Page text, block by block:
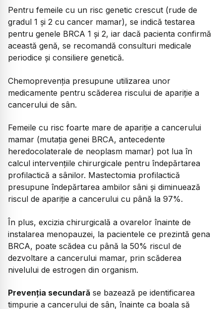
Pentru femeile cu un risc genetic crescut (rude de
gradul 1 și 2 cu cancer mamar), se indică testarea
pentru genele BRCA 1 și 2, iar dacă pacienta confirmă
această genă, se recomandă consulturi medicale
periodice și consiliere genetică.
Chemoprevenția presupune utilizarea unor
medicamente pentru scăderea riscului de apariție a
cancerului de sân.
Femeile cu risc foarte mare de apariție a cancerului
mamar (mutația genei BRCA, antecedente
heredocolaterale de neoplasm mamar) pot lua în
calcul intervențiile chirurgicale pentru îndepărtarea
profilactică a sânilor. Mastectomia profilactică
presupune îndepărtarea ambilor sâni și diminuează
riscul de apariție a cancerului cu până la 97%.
În plus, excizia chirurgicală a ovarelor înainte de
instalarea menopauzei, la pacientele ce prezintă gena
BRCA, poate scădea cu până la 50% riscul de
dezvoltare a cancerului mamar, prin scăderea
nivelului de estrogen din organism.
Prevenția secundară se bazează pe identificarea
timpurie a cancerului de sân, înainte ca boala să